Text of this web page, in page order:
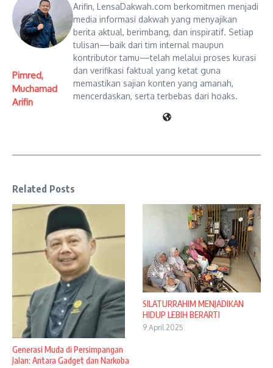
Pimred,
Muchamad
Arifin
Arifin, LensaDakwah.com berkomitmen menjadi
media informasi dakwah yang menyajikan
berita aktual, berimbang, dan inspiratif. Setiap
tulisan—baik dari tim internal maupun
kontributor tamu—telah melalui proses kurasi
dan verifikasi faktual yang ketat guna
memastikan sajian konten yang amanah,
mencerdaskan, serta terbebas dari hoaks.
Related Posts
Generasi Muda di Persimpangan
Jalan: Antara Gadget dan Narkoba
SILATURRAHIM MENJADIKAN
HIDUP LEBIH BERARTI
9 April 2025